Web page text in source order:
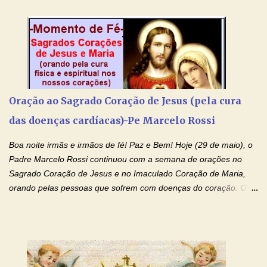
Ágape de nosso Pai Santo - Jesus - te curar, deixe nossa
Mãezinha do Céu - Maria - te proteger com Seu divino manto.
Não desista, Jesus irá curar todas suas feridas, Creia! Adriana-
Devoção e Fé Oração de Libertação das Drogas (São Miguel
Arcanjo) "Senhor, Pai Eterno, em Nome de Teu Filho Jesus,
Nosso Senhor Jesus Cristo, concedei a vida a todos aqueles que
se encontram encarcerados em um vício, escravos de alguma
droga. Senhor, Pai Poderoso e cheio de Misericórdia, na
drogas, c...
Oração ao Sagrado Coração de Jesus (pela cura
das doenças cardíacas)-Pe Marcelo Rossi
Boa noite irmãs e irmãos de fé! Paz e Bem! Hoje (29 de maio), o
Padre Marcelo Rossi continuou com a semana de orações no
Sagrado Coração de Jesus e no Imaculado Coração de Maria,
orando pelas pessoas que sofrem com doenças do coração. O
esta abençoada semana de orações no programa de rádio
Momento de Fé, vamos juntos formar uma forte corrente de